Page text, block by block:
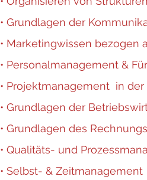
• Grundlagen der
• Marketingwissen bezogen
• Personalmanagement &
• Projektmanagement in
• Grundlagen der
• Grundlagen des
• Qualitäts- und
• Selbst- & Zeitmanagement